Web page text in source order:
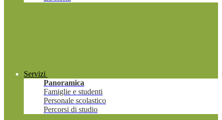
Servizi
Panoramica
Famiglie e studenti
Personale scolastico
Percorsi di studio